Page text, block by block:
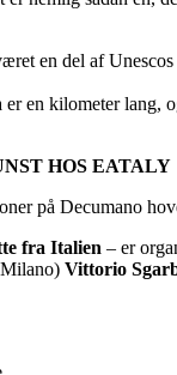
en del af Unescos
en kilometer lang,
HOS EATALY
på Decumano
fra Italien – er
Vittorio